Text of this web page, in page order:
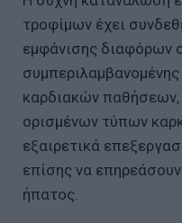
τροφίμων έχει
εμφάνισης
καρδιακών παθήσεων,
ορισμένων τύπων
εξαιρετικά
επίσης να
ήπατος.